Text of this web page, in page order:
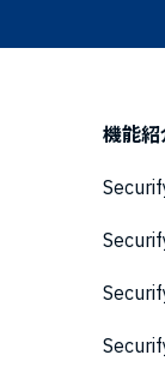
機能紹